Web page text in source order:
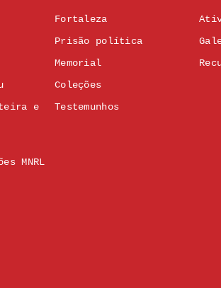
e
MNRL
Fortaleza
Prisão política
Memorial
Coleções
Testemunhos